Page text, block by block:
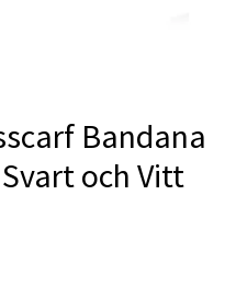
Bandana
och Vitt